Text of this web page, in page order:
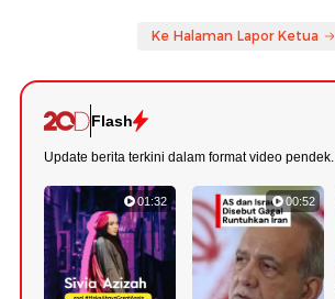
Ke Halaman Lapor Ketua
Flash
Update berita terkini dalam format video pendek.
01:32 00:52